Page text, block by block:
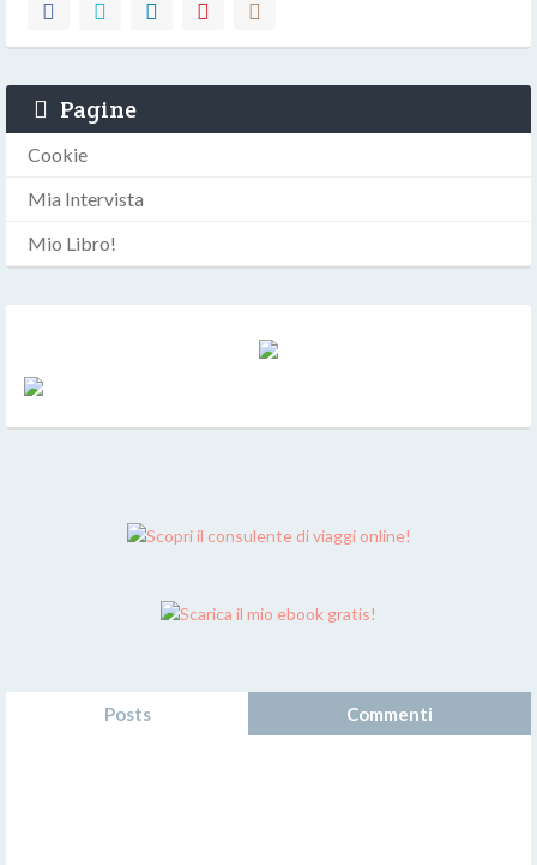
Pagine
Cookie
Mia Intervista
Mio Libro!
Posts Commenti